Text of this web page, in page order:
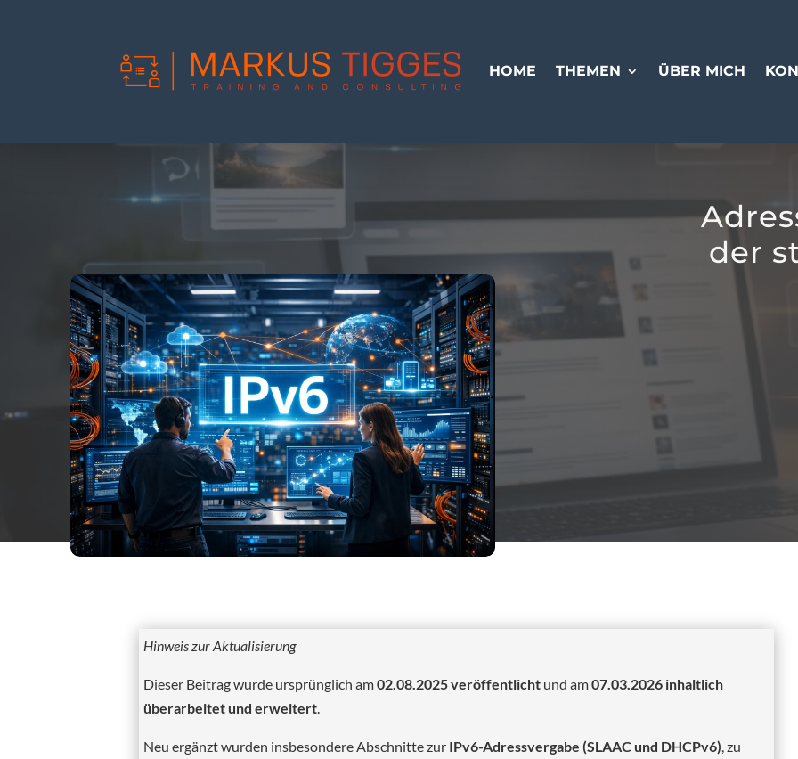
HOME THEMEN ÜBER MICH
der
Hinweis zur Aktualisierung
Dieser Beitrag wurde ursprünglich am02.08.2025 veröffentlicht und am07.03.2026 inhaltlich
überarbeitet und erweitert
Neu ergänzt wurden insbesondere Abschnitte zur IPv6-Adressvergabe (SLAAC und DHCPv6) , zu